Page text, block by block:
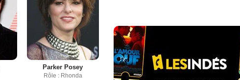
Parker Posey
Rôle : Rhonda